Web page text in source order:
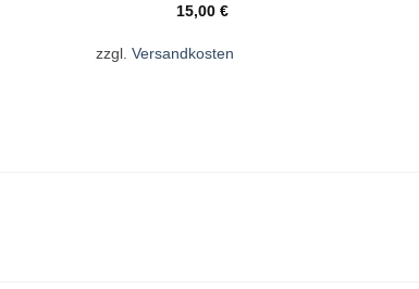
15,00 €
zzgl.Versandkosten